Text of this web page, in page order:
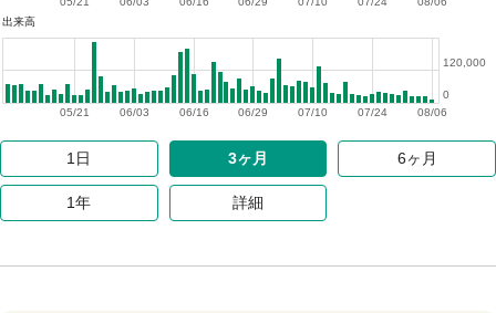
出来高
08/06
07/24
07/10
06/29
06/16
06/03
05/21
0
120,000
1日 3ヶ月 6ヶ月
1年 詳細